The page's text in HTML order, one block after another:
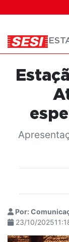
inclui
um
sistema
acessibilidade.
Por:
23/10/